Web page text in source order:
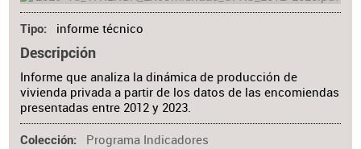
Tipo informe técnico
Descripción
Informe que analiza la dinámica de producción de
vivienda privada a partir de los datos de las encomiendas
presentadas entre 2012 y 2023.
Colección Programa Indicadores